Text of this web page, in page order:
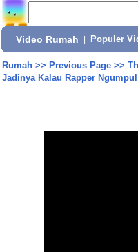
Video Rumah Populer
Rumah>> Previous Page>>
Jadinya Kalau Rapper